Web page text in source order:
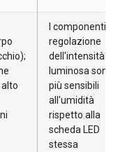
I componenti di
regolazione
dell'intensità
luminosa sono
più sensibili
all'umidità
rispetto alla
scheda LED
stessa